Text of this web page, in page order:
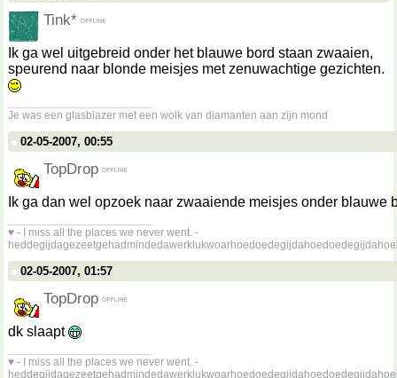
Tink*
Ik ga wel uitgebreid onder het blauwe bord staan zwaaien,
speurend naar blonde meisjes met zenuwachtige gezichten.
Je was een glasblazer met een wolk van diamanten aan zijn mond
02-05-2007, 00:55
TopDrop
Ik ga dan wel opzoek naar zwaaiende meisjes onder blauwe
♥ - I miss all the places we never went. -
02-05-2007, 01:57
TopDrop
dk slaapt
♥ - I miss all the places we never went. -